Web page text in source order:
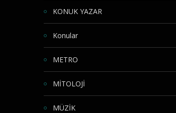
KONUK YAZAR
Konular
METRO
MİTOLOJİ
MÜZİK